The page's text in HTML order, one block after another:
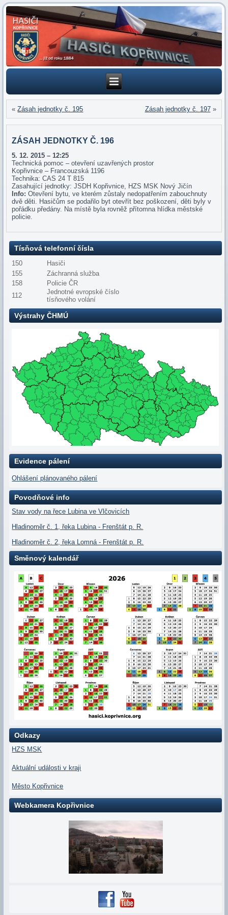
«Zásah jednotky č. 195 Zásah jednotky č. 197»
ZÁSAH JEDNOTKY Č. 196
5. 12. 2015 – 12:25
Technická pomoc – otevření uzavřených prostor
Kopřivnice – Francouzská 1196
Technika: CAS 24 T 815
Zasahující jednotky: JSDH Kopřivnice, HZS MSK Nový Jičín
Info: Otevření bytu, ve kterém zůstaly nedopatřením zabouchnuty
dvě děti. Hasičům se podařilo byt otevřít bez poškození, děti byly v
pořádku předány. Na místě byla rovněž přítomna hlídka městské
policie.
Tísňová telefonní čísla
150
Hasiči
155
Záchranná služba
158
Policie ČR
112
Jednotné evropské číslo
tísňového volání
Výstrahy ČHMÚ
Evidence pálení
Ohlášení plánovaného pálení
Povodňové info
Stav vody na řece Lubina ve Vlčovicích
Hladinoměr č. 1, řeka Lubina - Frenštát p. R.
Hladinoměr č. 2, řeka Lomná - Frenštát p. R.
Směnový kalendář
Odkazy
HZS MSK
Aktuální události v kraji
Město Kopřivnice
Webkamera Kopřivnice